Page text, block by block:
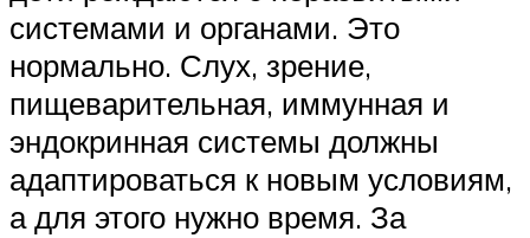
системами и органами. Это
нормально. Слух, зрение,
пищеварительная, иммунная и
эндокринная системы должны
адаптироваться к новым условиям,
а для этого нужно время. За